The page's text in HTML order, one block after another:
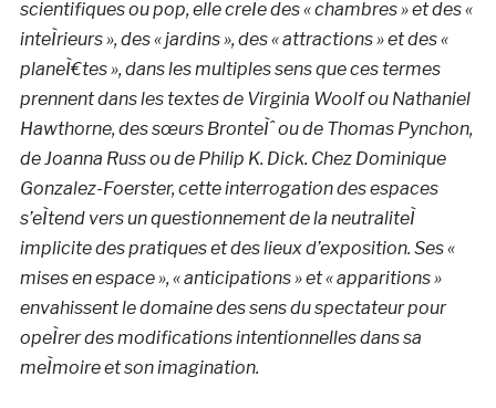
scientifiques ou pop, elle creÌe des « chambres » et des «
inteÌrieurs », des « jardins », des « attractions » et des «
planeÌ€tes », dans les multiples sens que ces termes
prennent dans les textes de Virginia Woolf ou Nathaniel
Hawthorne, des sœurs BronteÌˆ ou de Thomas Pynchon,
de Joanna Russ ou de Philip K. Dick. Chez Dominique
Gonzalez-Foerster, cette interrogation des espaces
s’eÌtend vers un questionnement de la neutraliteÌ
implicite des pratiques et des lieux d’exposition. Ses «
mises en espace », « anticipations » et « apparitions »
envahissent le domaine des sens du spectateur pour
opeÌrer des modifications intentionnelles dans sa
meÌmoire et son imagination.